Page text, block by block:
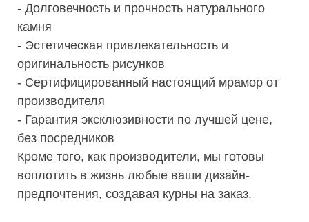
- Долговечность и прочность натурального
камня
- Эстетическая привлекательность и
оригинальность рисунков
- Сертифицированный настоящий мрамор от
производителя
- Гарантия эксклюзивности по лучшей цене,
без посредников
Кроме того, как производители, мы готовы
воплотить в жизнь любые ваши дизайн-
предпочтения, создавая курны на заказ.